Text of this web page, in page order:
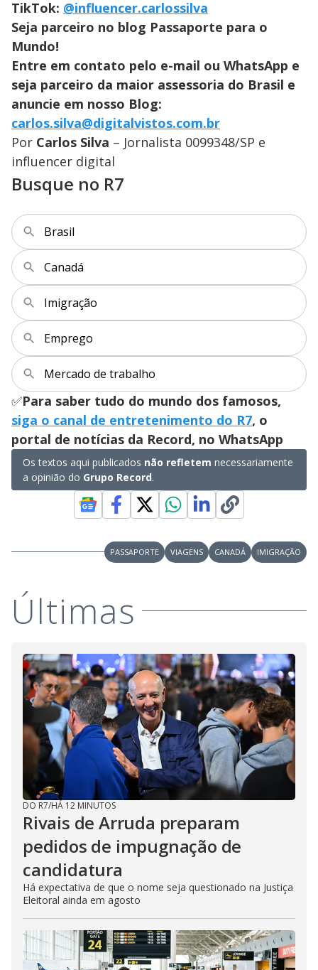
TikTok: @influencer.carlossilva
Seja parceiro no blog Passaporte para o
Mundo!
Entre em contato pelo e-mail ou WhatsApp e
seja parceiro da maior assessoria do Brasil e
anuncie em nosso Blog:
carlos.silva@digitalvistos.com.br
Por Carlos Silva – Jornalista 0099348/SP e
influencer digital
Busque no R7
Brasil
Canadá
Imigração
Emprego
Mercado de trabalho
✅Para saber tudo do mundo dos famosos,
siga o canal de entretenimento do R7, o
portal de notícias da Record, no WhatsApp
Os textos aqui publicados não refletem necessariamente
a opinião do Grupo Record.
PASSAPORTE VIAGENS CANADÁ IMIGRAÇÃO
Últimas
DO R7/HÁ 12 MINUTOS
Rivais de Arruda preparam
pedidos de impugnação de
candidatura
Há expectativa de que o nome seja questionado na Justiça
Eleitoral ainda em agosto